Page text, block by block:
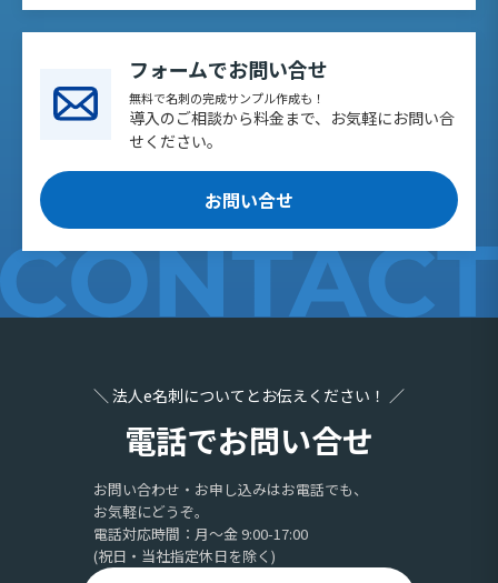
フォームでお問い合せ
無料で名刺の完成サンプル作成も！
導入のご相談から料金まで、お気軽にお問い合
せください。
お問い合せ
＼ 法人e名刺についてとお伝えください！ ／
電話でお問い合せ
お問い合わせ・お申し込みはお電話でも、
お気軽にどうぞ。
電話対応時間：月〜金 9:00-17:00
(祝日・当社指定休日を除く)